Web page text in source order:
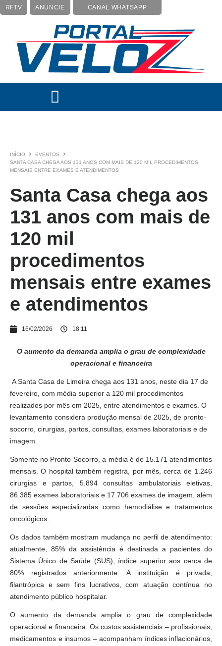
RFTV ANUNCIE CANAL WHATSAPP
INÍCIO
EVENTOS
SANTA CASA CHEGA AOS 131 ANOS COM MAIS DE 120 MIL PROCEDIMENTOS
MENSAIS ENTRE EXAMES E ATENDIMENTOS
Santa Casa chega aos
131 anos com mais de
120 mil
procedimentos
mensais entre exames
e atendimentos
16/02/2026 18:11
O aumento da demanda amplia o grau de complexidade
operacional e financeira
A Santa Casa de Limeira chega aos 131 anos, neste dia 17 de
fevereiro, com média superior a 120 mil procedimentos
realizados por mês em 2025, entre atendimentos e exames. O
levantamento considera produção mensal de 2025, de pronto-
socorro, cirurgias, partos, consultas, exames laboratoriais e de
imagem.
Somente no Pronto-Socorro, a média é de 15.171 atendimentos
mensais. O hospital também registra, por mês, cerca de 1.246
cirurgias e partos, 5.894 consultas ambulatoriais eletivas,
86.385 exames laboratoriais e 17.706 exames de imagem, além
de sessões especializadas como hemodiálise e tratamentos
oncológicos.
Os dados também mostram mudança no perfil de atendimento:
atualmente, 85% da assistência é destinada a pacientes do
Sistema Único de Saúde (SUS), índice superior aos cerca de
80% registrados anteriormente. A instituição é privada,
filantrópica e sem fins lucrativos, com atuação contínua no
atendimento público hospitalar.
O aumento da demanda amplia o grau de complexidade
operacional e financeira. Os custos assistenciais – profissionais,
medicamentos e insumos – acompanham índices inflacionários,